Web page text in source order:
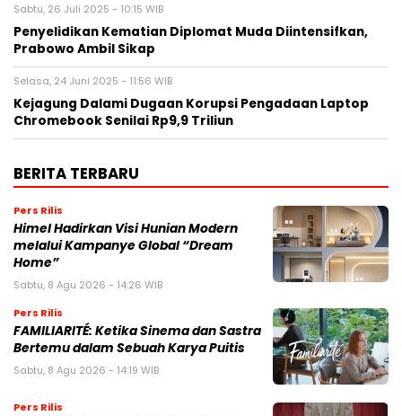
Sabtu, 26 Juli 2025 - 10:15 WIB
Penyelidikan Kematian Diplomat Muda Diintensifkan,
Prabowo Ambil Sikap
Selasa, 24 Juni 2025 - 11:56 WIB
Kejagung Dalami Dugaan Korupsi Pengadaan Laptop
Chromebook Senilai Rp9,9 Triliun
BERITA TERBARU
Pers Rilis
Himel Hadirkan Visi Hunian Modern
melalui Kampanye Global “Dream
Home”
Sabtu, 8 Agu 2026 - 14:26 WIB
Pers Rilis
FAMILIARITÉ: Ketika Sinema dan Sastra
Bertemu dalam Sebuah Karya Puitis
Sabtu, 8 Agu 2026 - 14:19 WIB
Pers Rilis